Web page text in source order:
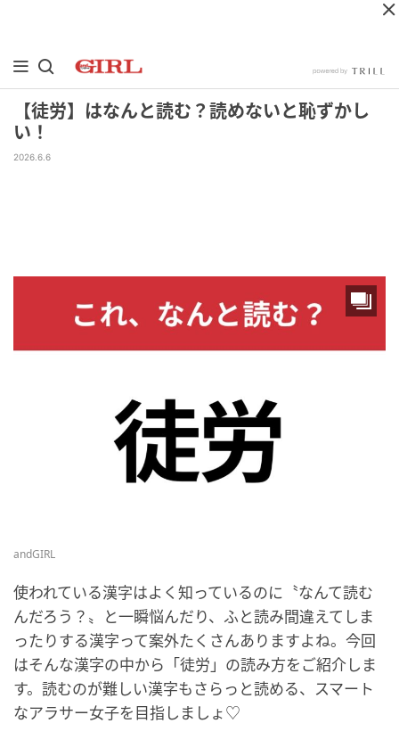
【徒労】はなんと読む？読めないと恥ずかし
い！
2026.6.6
andGIRL
使われている漢字はよく知っているのに〝なんて読む
んだろう？〟と一瞬悩んだり、ふと読み間違えてしま
ったりする漢字って案外たくさんありますよね。今回
はそんな漢字の中から「徒労」の読み方をご紹介しま
す。読むのが難しい漢字もさらっと読める、スマート
なアラサー女子を目指しましょ♡